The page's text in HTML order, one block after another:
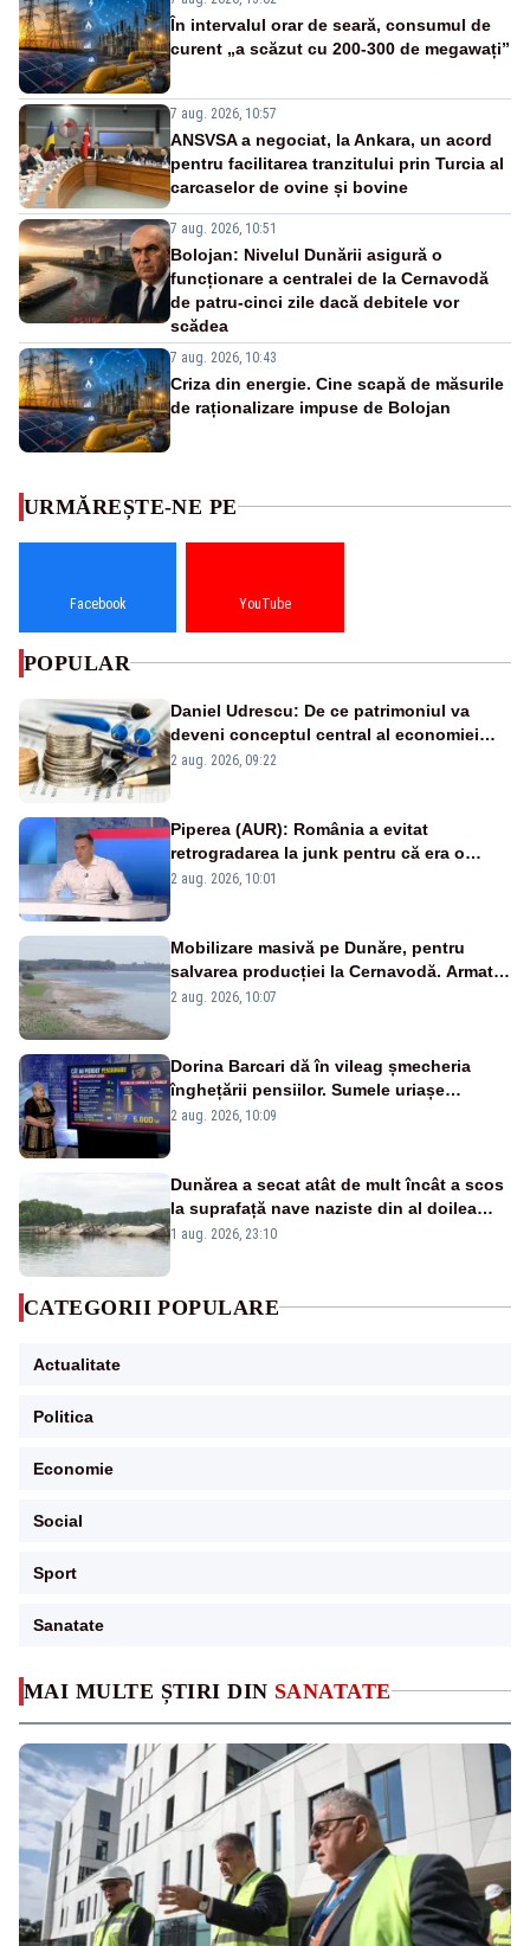
În intervalul orar de seară, consumul de
curent „a scăzut cu 200-300 de megawați”
7 aug. 2026, 10:57
ANSVSA a negociat, la Ankara, un acord
pentru facilitarea tranzitului prin Turcia al
carcaselor de ovine și bovine
7 aug. 2026, 10:51
Bolojan: Nivelul Dunării asigură o
funcționare a centralei de la Cernavodă
de patru-cinci zile dacă debitele vor
scădea
7 aug. 2026, 10:43
Criza din energie. Cine scapă de măsurile
de raționalizare impuse de Bolojan
MAI MULTE ȘTIRI DIN SANATATE
URMĂREȘTE-NE PE
Facebook YouTube
POPULAR
Daniel Udrescu: De ce patrimoniul va
deveni conceptul central al economiei
viitoare?
2 aug. 2026, 09:22
Piperea (AUR): România a evitat
retrogradarea la junk pentru că era o
catastrofă pentru bănci și fondurile de
2 aug. 2026, 10:01
Mobilizare masivă pe Dunăre, pentru
salvarea producției la Cernavodă. Armata
va detona o stâncă și va devia apa
2 aug. 2026, 10:07
Dorina Barcari dă în vileag șmecheria
înghețării pensiilor. Sumele uriașe
pierdute de fiecare român
2 aug. 2026, 10:09
Dunărea a secat atât de mult încât a scos
la suprafață nave naziste din al doilea
război mondial
1 aug. 2026, 23:10
CATEGORII POPULARE
Actualitate
Politica
Economie
Social
Sport
Sanatate